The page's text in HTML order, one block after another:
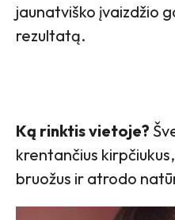
jaunatviško įvaizdžio
rezultatą.
Ką rinktis vietoje?
krentančius
bruožus ir atrodo